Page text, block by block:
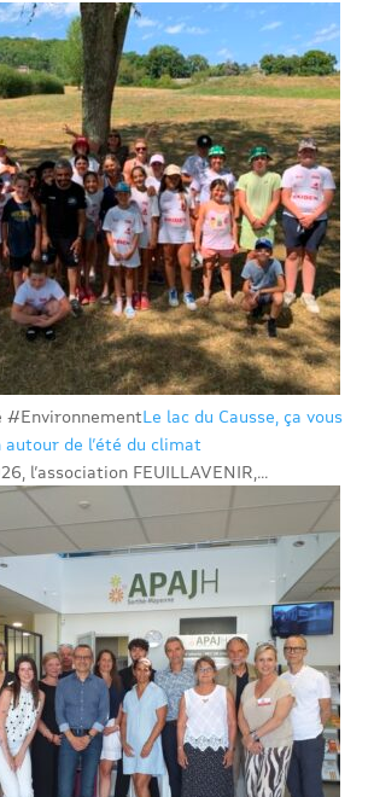
Le lac du Causse, ça vous
autour de l’été du climat
l’association FEUILLAVENIR,...